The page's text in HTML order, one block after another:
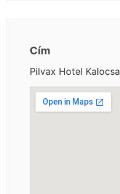
Cím
Pilvax Hotel Kalocsa